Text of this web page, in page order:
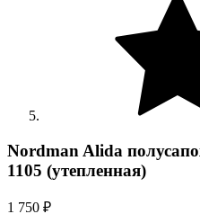
Nordman Alida
1105 (утепленная)
1 750 ₽